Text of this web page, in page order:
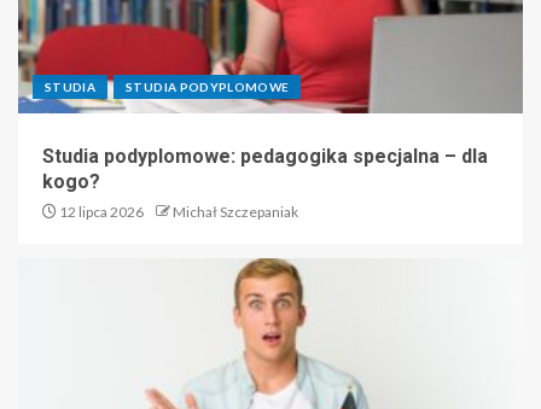
STUDIA STUDIA PODYPLOMOWE
Studia podyplomowe: pedagogika specjalna – dla
kogo?
12 lipca 2026 Michał Szczepaniak